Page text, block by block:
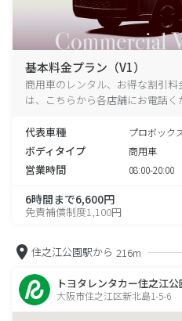
基本料金プラン（V1）
商用車のレンタル、お得な割引
は、こちらから各店舗にお電話く
代表車種 プロボック
ボディタイプ 商用車
営業時間 08:00-20:00
6時間まで6,600円
免責補償制度1,100円
住之江公園駅から 216m
トヨタレンタカー住之江
大阪市住之江区新北島1-5-6